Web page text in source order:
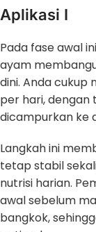
Aplikasi I
Pada fase awal
ayam
dini. Anda cukup
per hari, dengan
dicampurkan ke
Langkah ini
tetap stabil
nutrisi harian.
awal sebelum
bangkok,